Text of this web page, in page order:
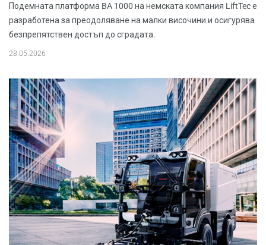
Подемната платформа BA 1000 на немската компания LiftTec е
разработена за преодоляване на малки височини и осигурява
безпрепятствен достъп до сградата.
28.05.2026